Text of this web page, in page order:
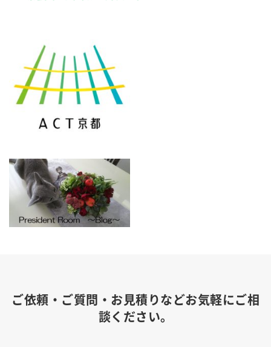
ご依頼・ご質問・お見積りなどお気軽にご相
談ください。